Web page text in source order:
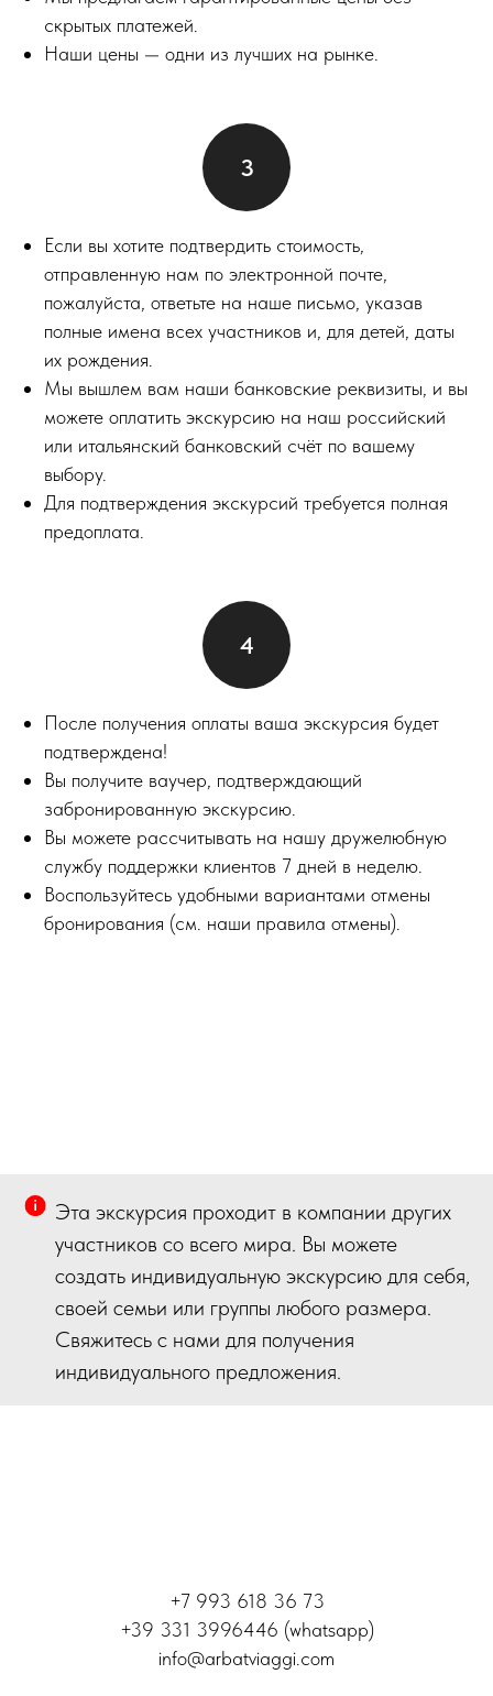
скрытых платежей.
Наши цены — одни из лучших на рынке.
Если вы хотите подтвердить стоимость,
отправленную нам по электронной почте,
пожалуйста, ответьте на наше письмо, указав
полные имена всех участников и, для детей, даты
их рождения.
Мы вышлем вам наши банковские реквизиты, и вы
можете оплатить экскурсию на наш российский
или итальянский банковский счёт по вашему
выбору.
Для подтверждения экскурсий требуется полная
предоплата.
После получения оплаты ваша экскурсия будет
подтверждена!
Вы получите ваучер, подтверждающий
забронированную экскурсию.
Вы можете рассчитывать на нашу дружелюбную
службу поддержки клиентов 7 дней в неделю.
Воспользуйтесь удобными вариантами отмены
бронирования (см. наши правила отмены).
Эта экскурсия проходит в компании других
участников со всего мира. Вы можете
создать индивидуальную экскурсию для себя,
своей семьи или группы любого размера.
Свяжитесь с нами для получения
индивидуального предложения.
+7 993 618 36 73
+39 331 3996446 (whatsapp)
info@arbatviaggi.com